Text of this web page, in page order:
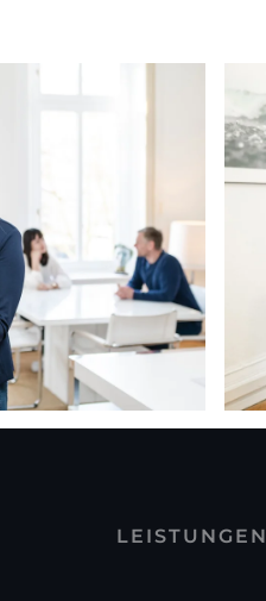
LEISTUNGEN